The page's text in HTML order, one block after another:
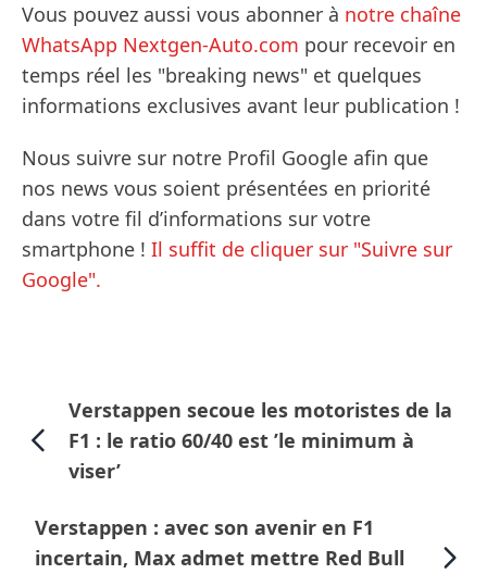
Vous pouvez aussi vous abonner à notre chaîne
WhatsApp Nextgen-Auto.com pour recevoir en
temps réel les "breaking news" et quelques
informations exclusives avant leur publication !
Nous suivre sur notre Profil Google afin que
nos news vous soient présentées en priorité
dans votre fil d’informations sur votre
smartphone ! Il suffit de cliquer sur "Suivre sur
Google".
Verstappen secoue les motoristes de la
F1 : le ratio 60/40 est ’le minimum à
viser’
Verstappen : avec son avenir en F1
incertain, Max admet mettre Red Bull